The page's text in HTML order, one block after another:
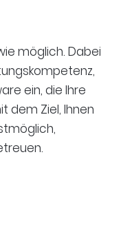
möglich. Dabei
ein, die Ihre
dem Ziel, Ihnen